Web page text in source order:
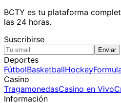
BCTY es tu plataforma
las 24 horas.
Suscribirse
Enviar
Deportes
FútbolBasketballHockey
Casino
TragamonedasCasino en Vivo
Información